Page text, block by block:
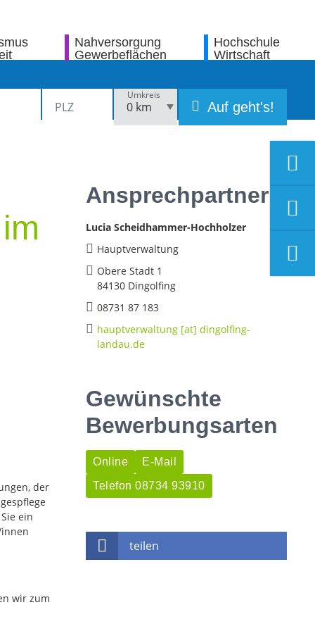
Nahversorgung
Gewerbeflächen
Hochschule
Wirtschaft
Umkreis
Auf geht's!
der
ein
wir zum
Ansprechpartner
Lucia Scheidhammer-Hochholzer
Hauptverwaltung
Obere Stadt 1
84130 Dingolfing
08731 87 183
hauptverwaltung [at] dingolfing-
landau.de
Gewünschte
Bewerbungsarten
Online
E-Mail
Telefon 08734 93910
teilen